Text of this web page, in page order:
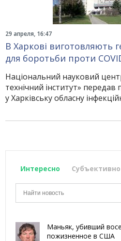
29 апреля, 16:47
В Харкові виготовляють
для боротьби проти
Національний науковий
технічний інститут»
у Харківську обласну
Интересно Субъективно
Маньяк, убивший
пожизненное в США